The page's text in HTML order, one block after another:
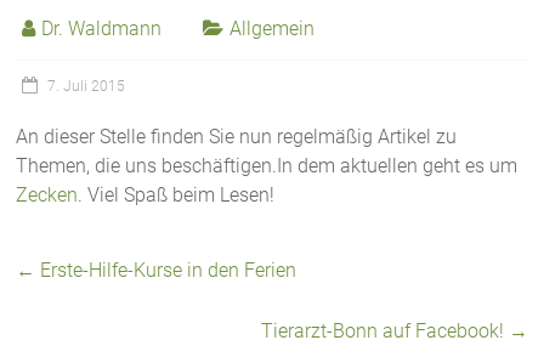
Dr. Waldmann Allgemein
7. Juli 2015
An dieser Stelle finden Sie nun regelmäßig Artikel zu
Themen, die uns beschäftigen.In dem aktuellen geht es um
Zecken. Viel Spaß beim Lesen!
← Erste-Hilfe-Kurse in den Ferien
Tierarzt-Bonn auf Facebook! →